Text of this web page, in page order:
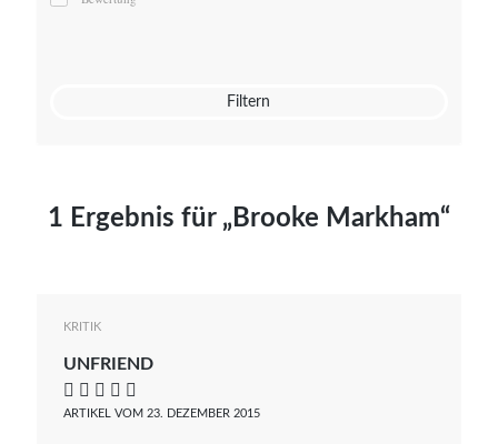
Mato von Vogelstein
Filtern
1 Ergebnis für „Brooke Markham“
KRITIK
UNFRIEND
    
ARTIKEL VOM 23. DEZEMBER 2015